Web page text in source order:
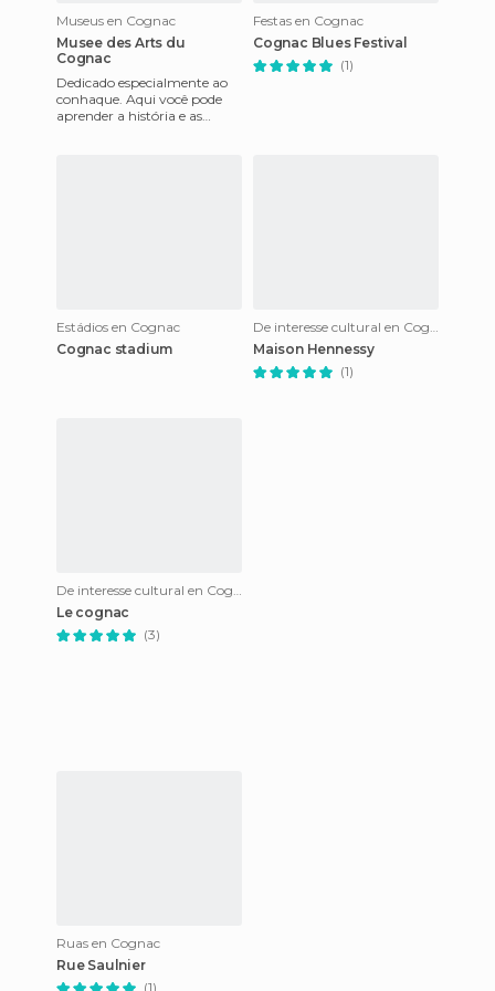
Museus en Cognac
Musee des Arts du
Cognac
Dedicado especialmente ao
conhaque. Aqui você pode
aprender a história e as
Festas en Cognac
Cognac Blues Festival
(1)
Estádios en Cognac
Cognac stadium
De interesse cultural en Cognac
Maison Hennessy
(1)
De interesse cultural en Cognac
Le cognac
(3)
Ruas en Cognac
Rue Saulnier
(1)